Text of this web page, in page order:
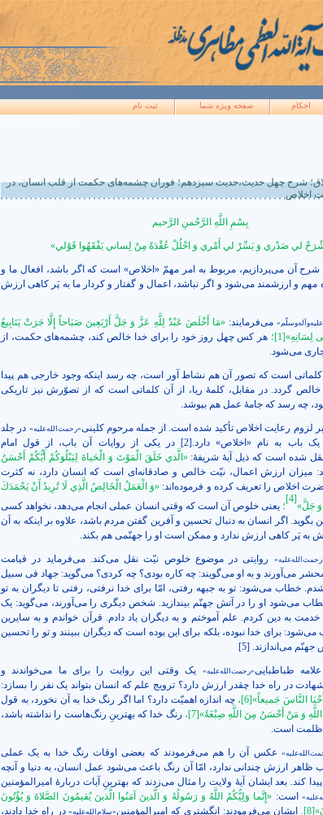
احکام صفحه ويژه شما ثبت نام
شرح چهل حدیث،حدیث سیزدهم؛ فوران چشمه‌های حکمت از قلب انسان، در
اخلاص
بِسْمِ‏ اللَّهِ الرَّحْمنِ الرَّحيم‏
لي صَدْري‏ وَ يَسِّرْ لي أَمْري وَ احْلُلْ عُقْدَةً مِنْ لِساني يَفْقَهُوا قَوْلي‏»
شرح آن می‌پردازیم، مربوط به امر مهمّ «اخلاص» است که اگر باشد، افعال ما و
مهم و ارزشمند می‌شود و اگر نباشد، اعمال و گفتار و کردار ما به پَر کاهی ارزش
می‌فرمایند: «مَا أَخْلَصَ عَبْدٌ لِلَّهِ عَزَّ وَ جَلَّ أَرْبَعِينَ صَبَاحاً إِلَّا جَرَتْ يَنَابِيعُ
لِسَانِهِ‏»[1]؛ هر كس چهل روز خود را براى خدا خالص كند، چشمه‌هاى حكمت، از
مى‌شود.
است که تصور آن هم نشاط‌‌ آور است، چه رسد اینکه وجود خارجی هم پیدا
خالص گردد. در مقابل، کلمۀ ریا، از آن کلماتی است که از تصوّرش نیز تاریکی
چه رسد که جامۀ‌ عمل هم بپوشد.
بر لزوم رعایت اخلاص تأکید شده است. از جمله مرحوم کلینی«رحمت‌الله‌علیه» در جلد
باب به نام «اخلاص» دارد.[2] در یکی از روایات آن باب، از قول امام
شده است که ذیل آیۀ شریفۀ: «الَّذي خَلَقَ الْمَوْتَ وَ الْحَياةَ لِيَبْلُوَكُمْ أَيُّكُمْ أَحْسَنُ
میزان ارزش اعمال، نیّت خالص و صادقانه‌ای است که انسان دارد، نه کثرت
اخلاص را تعریف کرده و فرموده‌اند: «وَ الْعَمَلُ‏ الْخَالِصُ‏ الَّذِي‏ لَا تُرِيدُ أَنْ‏ يَحْمَدَكَ‏
وَ جَلَّ»
[4]
؛ یعنی خلوص آن است که وقتی انسان عملی انجام می‌دهد، نخواهد کسی
بگوید. اگر انسان به دنبال تحسین و آفرین گفتن مردم باشد، علاوه بر اینکه به آن
به پَر کاهی ارزش ندارد و ممکن است او را جهنّمی هم بکند.
روایتی در موضوع خلوص نیّت نقل می‌کند. می‌فرماید در قیامت
می‌آورند و به او می‌گویند: چه کاره بودی؟ چه کردی؟ می‌گوید: جهاد فی ‌سبیل
خطاب می‌شود: تو به جبهه رفتی، امّا برای خدا نرفتی، رفتی تا دیگران به تو
خطاب می‌شود او را در آتش جهنّم بیندازید. شخص دیگری را می‌آورند، می‌گوید: یک
به دین کردم. علم آموختم و به دیگران یاد دادم. قرآن خواندم و به سایرین
برای خدا نبوده، بلکه برای این بوده است که دیگران ببینند و تو را تحسین
جهنّم می‌اندازند. [5]
طباطبایی«رحمت‌الله‌علیه»
یک وقتی این روایت را برای ما می‌خواندند و
در راه خدا چقدر ارزش دارد؟ ترویج علم که انسان بتواند یک نفر را بسازد:
النَّاسَ جَميعاً»[6]، چه اندازه اهمیّت دارد؟ اما اگر رنگ خدا به آن نخورد، به قول
وَ مَنْ أَحْسَنُ مِنَ اللَّهِ صِبْغَةً»[7]، رنگ خدا که بهترینِ رنگ‌هاست را نداشته باشد،
ظلمت است.
عکس آن را هم می‌فرمودند که بعضی اوقات رنگ خدا به یک عملی
ارزش چندانی ندارد، امّا آن رنگ باعث می‌شود عمل انسان، به دنیا و آنچه
کند. بعد ایشان آیۀ ولایت را مثال می‌زدند که بهترینِ آیات دربارۀ امیرالمؤمنین
است: «إِنَّما وَلِيُّكُمُ اللَّهُ وَ رَسُولُهُ وَ الَّذينَ آمَنُوا الَّذينَ يُقيمُونَ الصَّلاةَ وَ يُؤْتُونَ
[8]
. ایشان می‌فرمودند: انگشتری که امیرالمؤمنین«سلام‌الله‌علیه»در راه خدا دادند،